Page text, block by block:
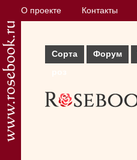
О проекте Контакты
Сорта
Форум